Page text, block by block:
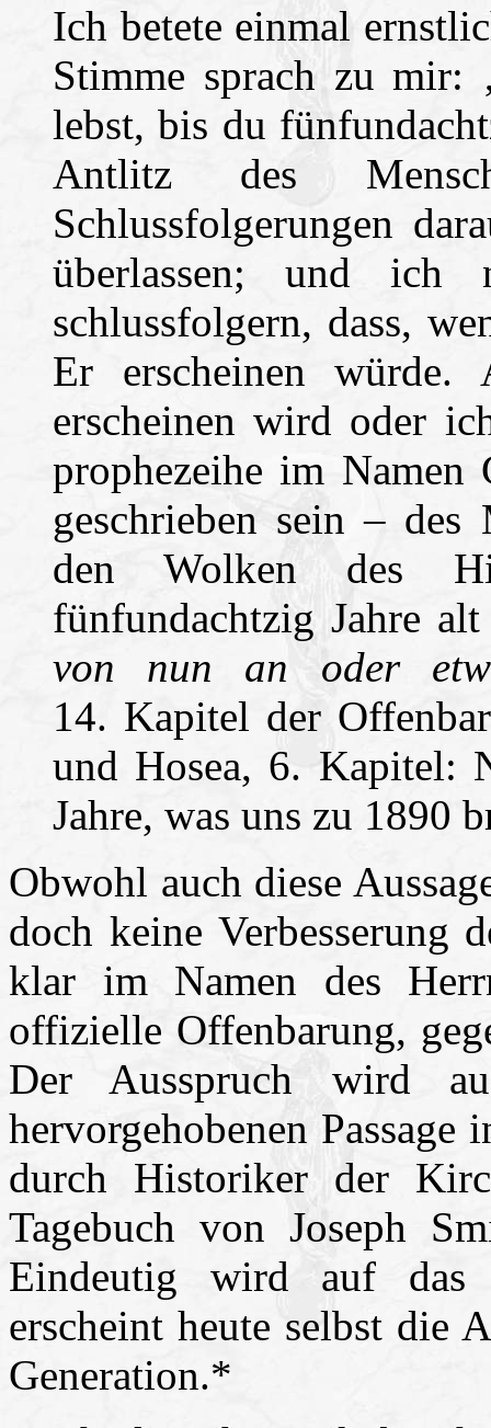
Ich betete einmal
Stimme sprach zu mir:
lebst, bis du
Antlitz des
Schlussfolgerungen
überlassen; und
schlussfolgern, dass,
Er erscheinen
erscheinen wird oder
prophezeihe im Namen
geschrieben sein –
den Wolken des
fünfundachtzig Jahre
von nun an oder
14. Kapitel der
und Hosea, 6. Kapitel:
Jahre, was uns zu 1890
Obwohl auch diese
doch keine Verbesserung
klar im Namen des
offizielle Offenbarung,
Der Ausspruch wird
hervorgehobenen
durch Historiker der
Tagebuch von Joseph
Eindeutig wird auf das
erscheint heute selbst die
Generation.*